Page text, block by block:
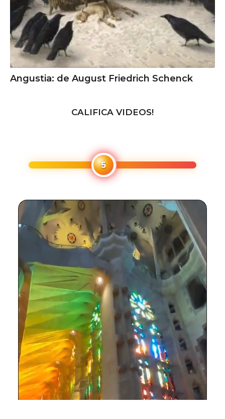
Angustia: de August Friedrich Schenck
CALIFICA VIDEOS!